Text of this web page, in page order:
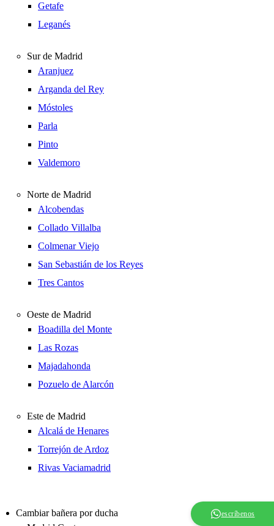
Getafe
Leganés
Sur de Madrid
Aranjuez
Arganda del Rey
Móstoles
Parla
Pinto
Valdemoro
Norte de Madrid
Alcobendas
Collado Villalba
Colmenar Viejo
San Sebastián de los Reyes
Tres Cantos
Oeste de Madrid
Boadilla del Monte
Las Rozas
Majadahonda
Pozuelo de Alarcón
Este de Madrid
Alcalá de Henares
Torrejón de Ardoz
Rivas Vaciamadrid
Cambiar bañera por ducha
escríbenos